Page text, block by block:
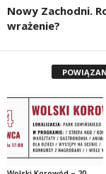
Nowy Zachodni.
wrażenie?